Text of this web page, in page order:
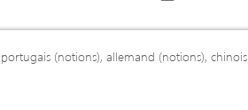
(notions), allemand (notions), chinois